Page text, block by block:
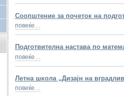
Соопштение за почеток на
повеќе…
Подготвителна настава по
повеќе…
Летна школа „Дизајн на
повеќе…